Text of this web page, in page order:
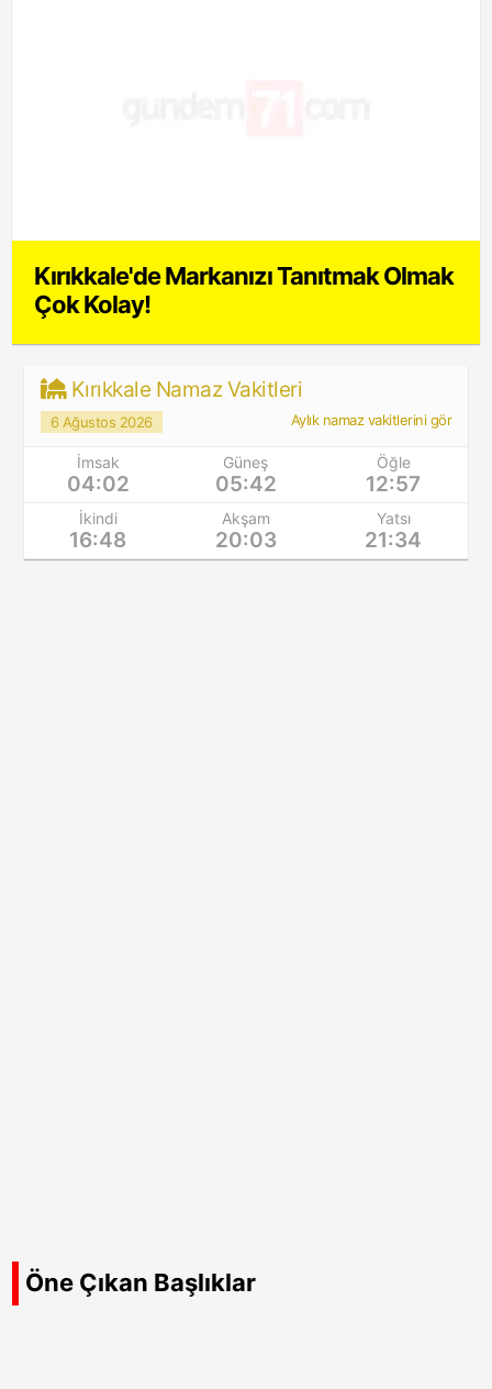
Kırıkkale'de Markanızı Tanıtmak Olmak
Çok Kolay!
Kırıkkale Namaz Vakitleri
6 Ağustos 2026 Aylık namaz vakitlerini gör
İmsak
04:02
Güneş
05:42
Öğle
12:57
İkindi
16:48
Akşam
20:03
Yatsı
21:34
Öne Çıkan Başlıklar